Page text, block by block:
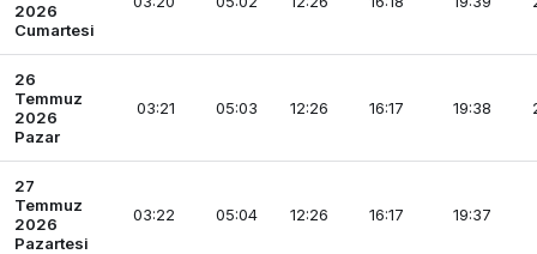
2026
Cumartesi
26
Temmuz
2026
Pazar
03:21 05:03 12:26 16:17 19:38
27
Temmuz
2026
Pazartesi
03:22 05:04 12:26 16:17 19:37